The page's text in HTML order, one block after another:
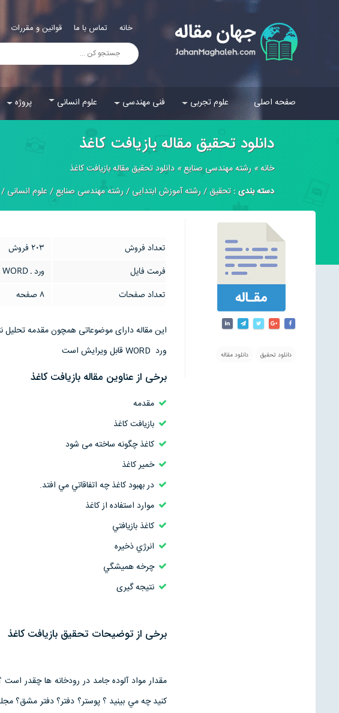
خانه تماس با ما قوانین و مقررات
صفحه اصلی علوم تجربی فنی مهندسی علوم انسانی پروژه
دانلود تحقیق مقاله بازیافت کاغذ
خانه» رشته مهندسی صنایع» دانلود تحقیق مقاله بازیافت کاغذ
دسته بندی :تحقیق/رشته آموزش ابتدایی/رشته مهندسی صنایع/علوم انسانی
دانلود تحقیق دانلود مقاله
تعداد فروش
203 فروش
فرمت فایل
ورد ـ WORD ـ قابل ویرایش
تعداد صفحات
8 صفحه
ورد WORD قابل ویرایش است
برخی از عناوین مقاله بازیافت کاغذ
مقدمه
بازیافت کاغذ
کاغذ چگونه ساخته می شود
خمیر کاغذ
در بهبود كاغذ چه اتفاقاتي مي افتد.
موارد استفاده از کاغذ
كاغذ بازيافتي
انرژي ذخيره
چرخه هميشگي
نتیجه گیری
برخی از توضیحات تحقیق بازیافت کاغذ
مقدار مواد آلوده جامد در رودخانه ها چقدر
كنيد چه مي بينيد ؟ پوستر؟ دفتر؟ دفتر مشق؟